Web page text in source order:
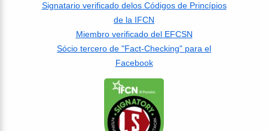
Signatario verificado delos Códigos de Princípios
de la IFCN
Miembro verificado del EFCSN
Sócio tercero de "Fact-Checking" para el
Facebook